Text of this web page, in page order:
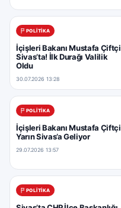
POLITIKA
İçişleri Bakanı Mustafa Çiftçi
Sivas’ta! İlk Durağı Valilik
Oldu
30.07.2026 13:28
POLITIKA
İçişleri Bakanı Mustafa Çiftçi
Yarın Sivas’a Geliyor
29.07.2026 13:57
POLITIKA